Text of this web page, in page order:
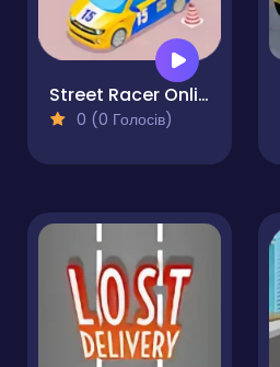
Street Racer Online Game
0 (0 Голосів)